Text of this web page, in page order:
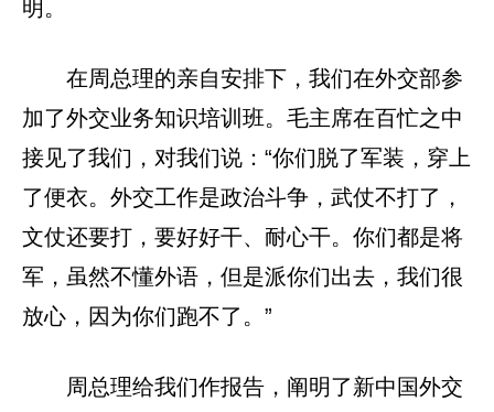
明。
在周总理的亲自安排下，我们在外交部参
加了外交业务知识培训班。毛主席在百忙之中
接见了我们，对我们说：“你们脱了军装，穿上
了便衣。外交工作是政治斗争，武仗不打了，
文仗还要打，要好好干、耐心干。你们都是将
军，虽然不懂外语，但是派你们出去，我们很
放心，因为你们跑不了。”
周总理给我们作报告，阐明了新中国外交